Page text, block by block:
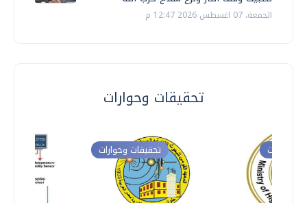
الجمعة، 07 اغسطس 2026 12:47 م
تحقيقات وحوارات
تحقيقات وحوارات وحوارات